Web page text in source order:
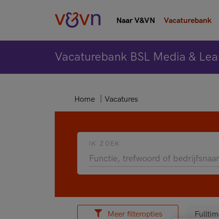
Naar V&VN Vacaturebank
Vacaturebank BSL Media &
Home Vacatures
IK ZOEK
Meer filteropties